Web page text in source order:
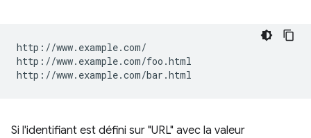
http://www.example.com/
http://www.example.com/foo.html
Si l'identifiant est défini sur "URL" avec la valeur